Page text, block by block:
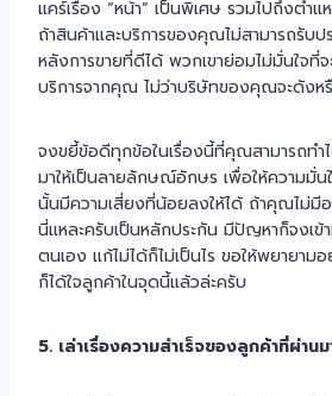
แคร์เรื่อง “หน้า” เป็นพิเศษ รวมไปถึงตำ
ถ้าสินค้าและบริการของคุณไม่สามารถรับป
หลังการขายที่ดีได้ พวกเขาย่อมไม่มั่นใจที่จ
บริการจากคุณ ไม่ว่าบริษัทของคุณจะดังห
จงขยี้ข้อดีทุกข้อในเรื่องนี้ที่คุณสามารถท
มาให้เป็นลายลักษณ์อักษร เพื่อให้ความมั่น
นั้นมีความเสี่ยงที่น้อยลงให้ได้ ถ้าคุณไม่มี
นี่แหละครับเป็นหลักประกัน มีปัญหาก็จงเข้
ตนเอง แก้ไม่ได้ก็ไม่เป็นไร ขอให้พยายา
ก็ได้ใจลูกค้าในจุดนี้แล้วล่ะครับ
5. เล่าเรื่องความสำเร็จของลูกค้าที่ผ่านม